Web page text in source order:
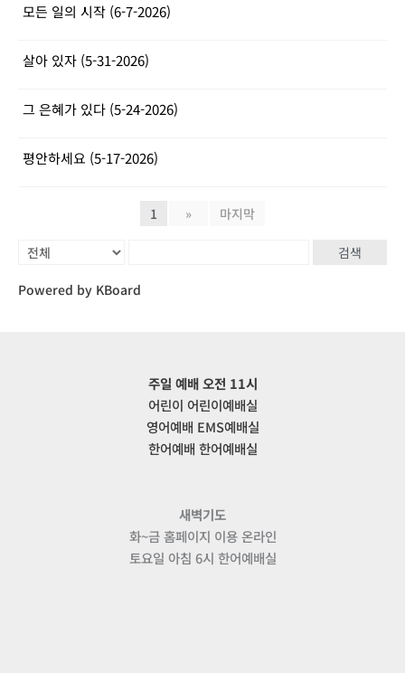
모든 일의 시작 (6-7-2026)
살아 있자 (5-31-2026)
그 은혜가 있다 (5-24-2026)
평안하세요 (5-17-2026)
1 » 마지막
검색
Powered by KBoard
주일 예배 오전 11시
어린이 어린이예배실
영어예배 EMS예배실
한어예배 한어예배실
새벽기도
화~금 홈페이지 이용 온라인
토요일 아침 6시 한어예배실